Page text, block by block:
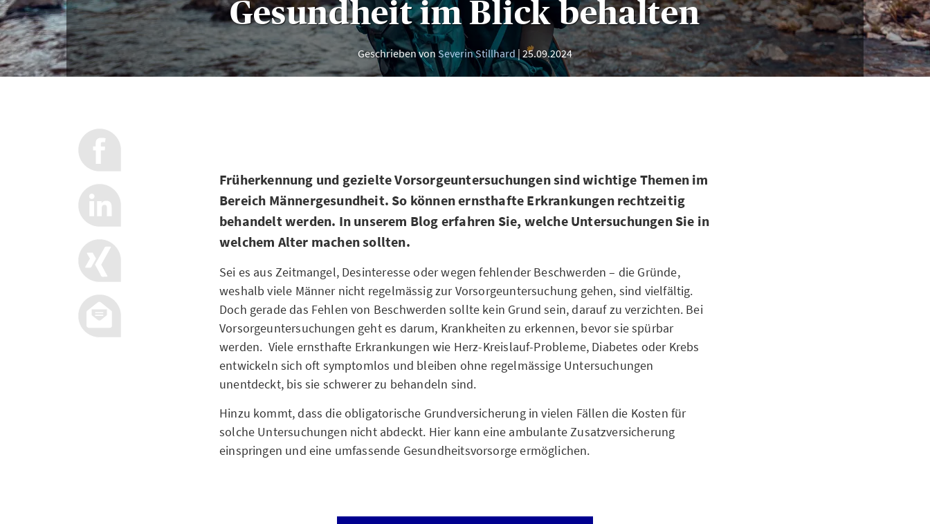
Gesundheit im Blick behalten
Geschrieben von Severin Stillhard 25.09.2024
Früherkennung und gezielte Vorsorgeuntersuchungen sind wichtige Themen im
Bereich Männergesundheit. So können ernsthafte Erkrankungen rechtzeitig
behandelt werden. In unserem Blog erfahren Sie, welche Untersuchungen Sie in
welchem Alter machen sollten.
Sei es aus Zeitmangel, Desinteresse oder wegen fehlender Beschwerden – die Gründe,
weshalb viele Männer nicht regelmässig zur Vorsorgeuntersuchung gehen, sind vielfältig.
Doch gerade das Fehlen von Beschwerden sollte kein Grund sein, darauf zu verzichten. Bei
Vorsorgeuntersuchungen geht es darum, Krankheiten zu erkennen, bevor sie spürbar
werden. Viele ernsthafte Erkrankungen wie Herz-Kreislauf-Probleme, Diabetes oder Krebs
entwickeln sich oft symptomlos und bleiben ohne regelmässige Untersuchungen
unentdeckt, bis sie schwerer zu behandeln sind.
Hinzu kommt, dass die obligatorische Grundversicherung in vielen Fällen die Kosten für
solche Untersuchungen nicht abdeckt. Hier kann eine ambulante Zusatzversicherung
einspringen und eine umfassende Gesundheitsvorsorge ermöglichen.